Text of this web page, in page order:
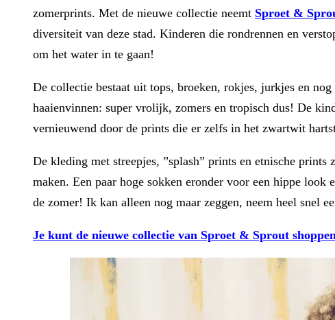
zomerprints. Met de nieuwe collectie neemt Sproet &
diversiteit van deze stad. Kinderen die rondrennen en
om het water in te gaan!
De collectie bestaat uit tops, broeken, rokjes, jurkjes en
haaienvinnen: super vrolijk, zomers en tropisch dus! De
vernieuwend door de prints die er zelfs in het zwartwit
De kleding met streepjes, ”splash” prints en etnische
maken. Een paar hoge sokken eronder voor een hippe
de zomer! Ik kan alleen nog maar zeggen, neem heel snel
Je kunt de nieuwe collectie van Sproet & Sprout